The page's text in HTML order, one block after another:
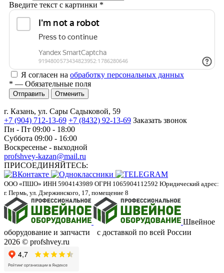
Введите текст с картинки *
Я согласен на обработку персональных данных
* — Обязательные поля
Отменить
г. Казань, ул. Сары Садыковой, 59
+7 (904) 712-13-69 +7 (8432) 92-13-69 Заказать звонок
Пн - Пт 09:00 - 18:00
Суббота 09:00 - 16:00
Воскресенье - выходной
profshvey-kazan@mail.ru
ПРИСОЕДИНЯЙТЕСЬ:
ООО «ПШО» ИНН 5904143989 ОГРН 1065904112592 Юридический адрес:
г. Пермь, ул. Дзержинского, 17, помещение 8
Швейное
оборудование и запчасти с доставкой по всей России
2026 © profshvey.ru